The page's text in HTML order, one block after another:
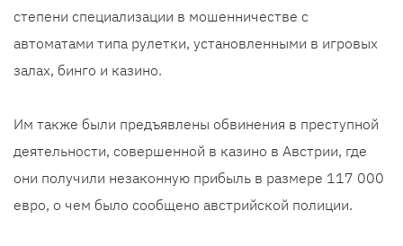
степени специализации в мошенничестве с
автоматами типа рулетки, установленными в игровых
залах, бинго и казино.
Им также были предъявлены обвинения в преступной
деятельности, совершенной в казино в Австрии, где
они получили незаконную прибыль в размере 117 000
евро, о чем было сообщено австрийской полиции.